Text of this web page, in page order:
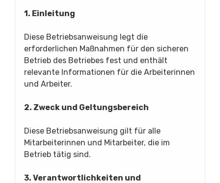
1. Einleitung
Diese Betriebsanweisung legt die
erforderlichen Maßnahmen für den sicheren
Betrieb des Betriebes fest und enthält
relevante Informationen für die Arbeiterinnen
und Arbeiter.
2. Zweck und Geltungsbereich
Diese Betriebsanweisung gilt für alle
Mitarbeiterinnen und Mitarbeiter, die im
Betrieb tätig sind.
3. Verantwortlichkeiten und